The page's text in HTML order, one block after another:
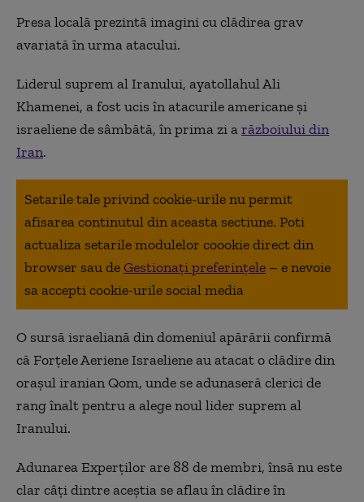
Presa locală prezintă imagini cu clădirea grav
avariată în urma atacului.
Liderul suprem al Iranului, ayatollahul Ali
Khamenei, a fost ucis în atacurile americane și
israeliene de sâmbătă, în prima zi arăzboiului din
Iran.
Setarile tale privind cookie-urile nu permit
afisarea continutul din aceasta sectiune. Poti
actualiza setarile modulelor coookie direct din
browser sau deGestionați preferințele – e nevoie
sa accepti cookie-urile social media
O sursă israeliană din domeniul apărării confirmă
că Forțele Aeriene Israeliene au atacat o clădire din
orașul iranian Qom, unde se adunaseră clerici de
rang înalt pentru a alege noul lider suprem al
Iranului.
Adunarea Experților are 88 de membri, însă nu este
clar câți dintre aceștia se aflau în clădire în